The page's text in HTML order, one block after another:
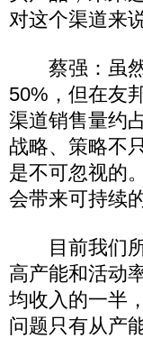
对这个渠道来
蔡强：虽然
50%，但在友
渠道销售量约
战略、策略不
是不可忽视的
会带来可持续
目前我们所
高产能和活动
均收入的一半
问题只有从产